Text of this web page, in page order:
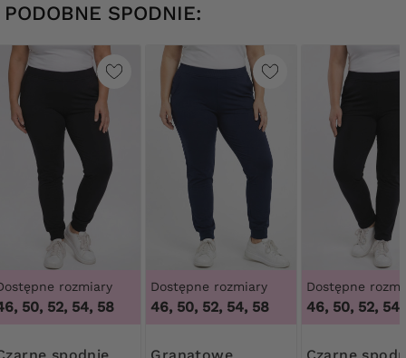
PODOBNE SPODNIE:
rozmiary
50, 52, 54, 58
Dostępne rozmiary
46, 50, 52, 54, 58
Granatowe
Dostępne
46, 50, 52,
Czarne spodnie